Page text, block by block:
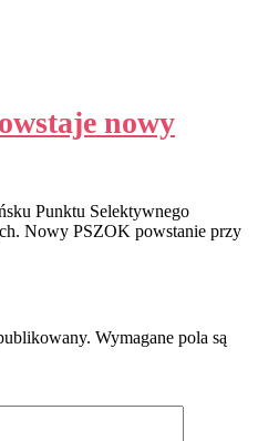
nowy
Punktu Selektywnego
Nowy PSZOK powstanie przy
Wymagane pola są